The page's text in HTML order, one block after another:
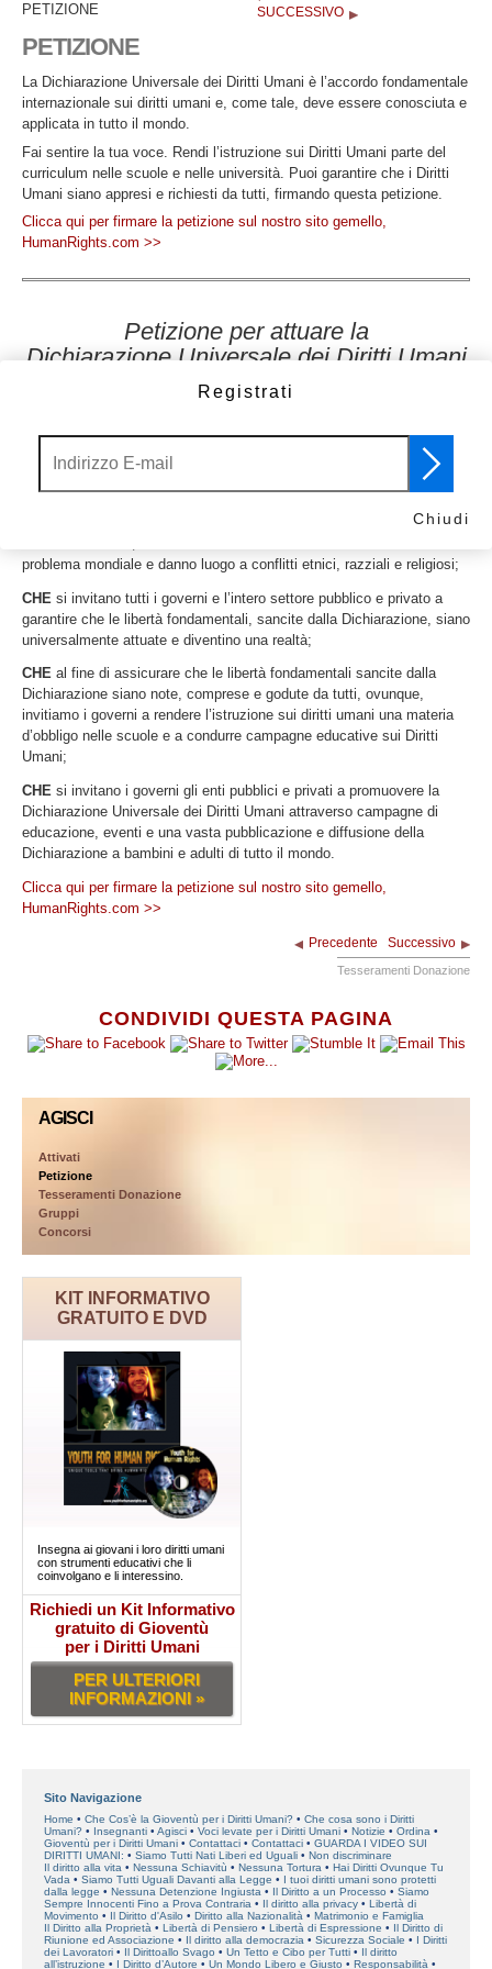
PETIZIONE
SUCCESSIVO
CONDIVIDI QUESTA PAGINA
AGISCI
Attivati
Petizione
Tesseramenti Donazione
Gruppi
Concorsi
KIT INFORMATIVO
GRATUITO E DVD
Insegna ai giovani i loro diritti umani
con strumenti educativi che li
coinvolgano e li interessino.
Richiedi un Kit Informativo
gratuito di Gioventù
per i Diritti Umani
PER ULTERIORI
INFORMAZIONI »
PETIZIONE
La Dichiarazione Universale dei Diritti Umani è l’accordo fondamentale
internazionale sui diritti umani e, come tale, deve essere conosciuta e
applicata in tutto il mondo.
Fai sentire la tua voce. Rendi l’istruzione sui Diritti Umani parte del
curriculum nelle scuole e nelle università. Puoi garantire che i Diritti
Umani siano appresi e richiesti da tutti, firmando questa petizione.
Clicca qui per firmare la petizione sul nostro sito gemello,
HumanRights.com >>
Petizione per attuare la
Dichiarazione Universale dei Diritti Umani
Noi, sottoscritti cittadini, dichiariamo:
Diritti Umani nel 1948 come primo riconoscimento internazionale che a
tutti gli esseri umani spettano diritti e libertà fondamentali che devono
essere rispettati e protetti da tutte le nazioni del mondo;
le libertà fondamentali sancite dalla Dichiarazione non sono
problema mondiale e danno luogo a conflitti etnici, razziali e religiosi;
CHE si invitano tutti i governi e l’intero settore pubblico e privato a
garantire che le libertà fondamentali, sancite dalla Dichiarazione, siano
universalmente attuate e diventino una realtà;
CHE al fine di assicurare che le libertà fondamentali sancite dalla
Dichiarazione siano note, comprese e godute da tutti, ovunque,
invitiamo i governi a rendere l’istruzione sui diritti umani una materia
d’obbligo nelle scuole e a condurre campagne educative sui Diritti
Umani;
CHE si invitano i governi gli enti pubblici e privati a promuovere la
Dichiarazione Universale dei Diritti Umani attraverso campagne di
educazione, eventi e una vasta pubblicazione e diffusione della
Dichiarazione a bambini e adulti di tutto il mondo.
Clicca qui per firmare la petizione sul nostro sito gemello,
HumanRights.com >>
Precedente Successivo
Tesseramenti Donazione
Sito Navigazione
Home Che Cos’è la Gioventù per i Diritti Umani?
Che cosa sono i Diritti
Umani?
Insegnanti Agisci Voci levate per i Diritti Umani Notizie
Ordina
Gioventù per i Diritti Umani
Contattaci Contattaci
GUARDA I VIDEO SUI
DIRITTI UMANI:
Siamo Tutti Nati Liberi ed Uguali
Non discriminare
Il diritto alla vita
Nessuna Schiavitù Nessuna Tortura
Hai Diritti Ovunque Tu
Vada
Siamo Tutti Uguali Davanti alla Legge
I tuoi diritti umani sono protetti
dalla legge
Nessuna Detenzione Ingiusta Il Diritto a un Processo
Siamo
Sempre Innocenti Fino a Prova Contraria
Il diritto alla privacy
Libertà di
Movimento
Il Diritto d'Asilo Diritto alla Nazionalità
Matrimonio e Famiglia
Il Diritto alla Proprietà
Libertà di Pensiero Libertà di Espressione
Il Diritto di
Riunione ed Associazione
Il diritto alla democrazia Sicurezza Sociale
I Diritti
dei Lavoratori
Il Dirittoallo Svago Un Tetto e Cibo per Tutti
Il diritto
all’istruzione
I Diritto d’Autore Un Mondo Libero e Giusto Responsabilità
Registrati
Chiudi